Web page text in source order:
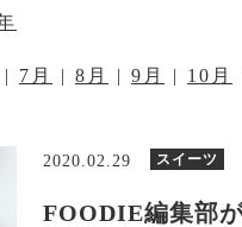
7月 8月 9月 10月
2020.02.29 スイーツ
FOODIE編集部